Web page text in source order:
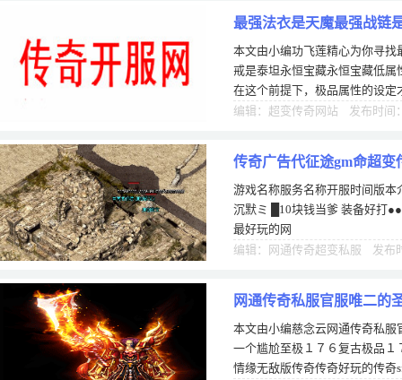
最强法衣是天魔最强战链
本文由小编功飞莲精心为你寻
戒是泰坦永恒宝藏永恒宝藏低
在这个前提下，极品属性的设
性之后都有机会成为热门装备，
编辑：超变传奇网站 发布时间
传奇广告代征途gm命超变
游戏名称服务名称开服时间版本
沉默ミ █10块钱当爹 装备好打
最好玩的网
编辑：网通传奇超变私服 发布
网通传奇私服官服唯二的
尬至极
本文由小编慈念云网通传奇私
一个尴尬至极１７６复古极品
情缘无敌版传奇传奇好玩的传